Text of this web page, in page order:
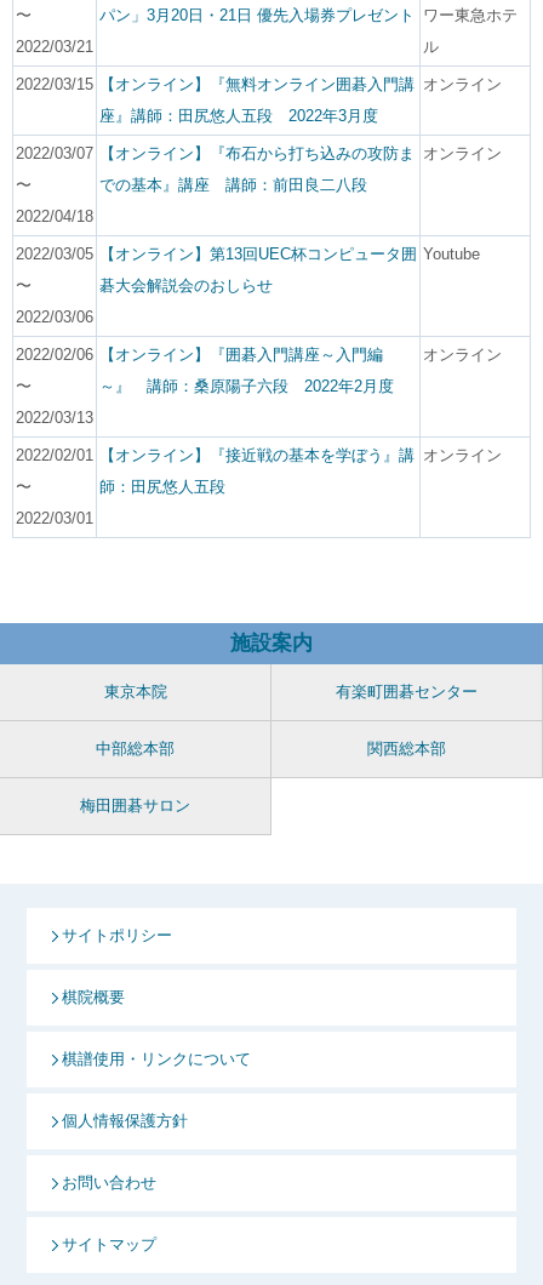
〜
2022/03/21
パン」3月20日・21日 優先入場券プレゼント
ワー東急ホテ
ル
2022/03/15
【オンライン】『無料オンライン囲碁入門講
座』講師：田尻悠人五段 2022年3月度
オンライン
2022/03/07
〜
2022/04/18
【オンライン】『布石から打ち込みの攻防ま
での基本』講座 講師：前田良二八段
オンライン
2022/03/05
〜
2022/03/06
【オンライン】第13回UEC杯コンピュータ囲
碁大会解説会のおしらせ
Youtube
2022/02/06
〜
2022/03/13
【オンライン】『囲碁入門講座～入門編
～』 講師：桑原陽子六段 2022年2月度
オンライン
2022/02/01
〜
2022/03/01
【オンライン】『接近戦の基本を学ぼう』講
師：田尻悠人五段
オンライン
施設案内
東京本院 有楽町囲碁センター
中部総本部 関西総本部
梅田囲碁サロン
サイトポリシー
棋院概要
棋譜使用・リンクについて
個人情報保護方針
お問い合わせ
サイトマップ